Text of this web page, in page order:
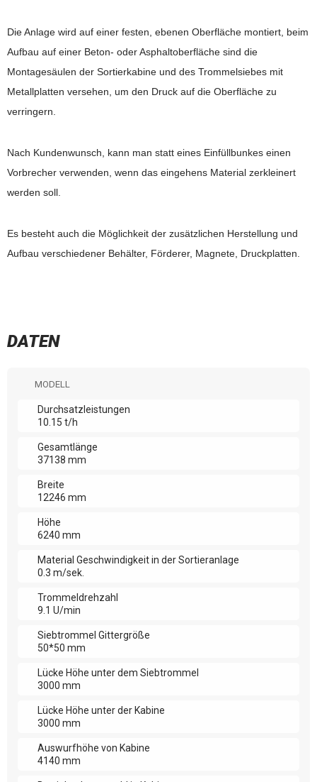
Die Anlage wird auf einer festen, ebenen Oberfläche montiert, beim
Aufbau auf einer Beton- oder Asphaltoberfläche sind die
Montagesäulen der Sortierkabine und des Trommelsiebes mit
Metallplatten versehen, um den Druck auf die Oberfläche zu
verringern.
Nach Kundenwunsch, kann man statt eines Einfüllbunkes einen
Vorbrecher verwenden, wenn das eingehens Material zerkleinert
werden soll.
Es besteht auch die Möglichkeit der zusätzlichen Herstellung und
Aufbau verschiedener Behälter, Förderer, Magnete, Druckplatten.
DATEN
MODELL
Durchsatzleistungen
10.15 t/h
Gesamtlänge
37138 mm
Breite
12246 mm
Höhe
6240 mm
Material Geschwindigkeit in der Sortieranlage
0.3 m/sek.
Trommeldrehzahl
9.1 U/min
Siebtrommel Gittergröße
50*50 mm
Lücke Höhe unter dem Siebtrommel
3000 mm
Lücke Höhe unter der Kabine
3000 mm
Auswurfhöhe von Kabine
4140 mm